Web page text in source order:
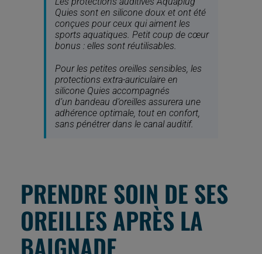
Quies sont en silicone doux et ont été
conçues pour ceux qui aiment les
sports aquatiques. Petit coup de cœur
bonus : elles sont réutilisables.
Pour les petites oreilles sensibles, les
protections extra-auriculaire en
silicone Quies accompagnés
d’un bandeau d’oreilles assurera une
adhérence optimale, tout en confort,
sans pénétrer dans le canal auditif.
PRENDRE SOIN DE SES
OREILLES APRÈS LA
BAIGNADE